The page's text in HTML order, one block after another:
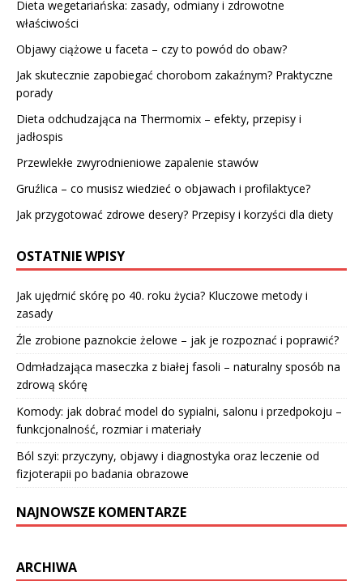
Dieta wegetariańska: zasady, odmiany i zdrowotne
właściwości
Objawy ciążowe u faceta – czy to powód do obaw?
Jak skutecznie zapobiegać chorobom zakaźnym? Praktyczne
porady
Dieta odchudzająca na Thermomix – efekty, przepisy i
jadłospis
Przewlekłe zwyrodnieniowe zapalenie stawów
Gruźlica – co musisz wiedzieć o objawach i profilaktyce?
Jak przygotować zdrowe desery? Przepisy i korzyści dla diety
OSTATNIE WPISY
Jak ujędrnić skórę po 40. roku życia? Kluczowe metody i
zasady
Źle zrobione paznokcie żelowe – jak je rozpoznać i poprawić?
Odmładzająca maseczka z białej fasoli – naturalny sposób na
zdrową skórę
Komody: jak dobrać model do sypialni, salonu i przedpokoju –
funkcjonalność, rozmiar i materiały
Ból szyi: przyczyny, objawy i diagnostyka oraz leczenie od
fizjoterapii po badania obrazowe
NAJNOWSZE KOMENTARZE
ARCHIWA